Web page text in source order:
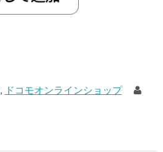
, ドコモオンラインショップ